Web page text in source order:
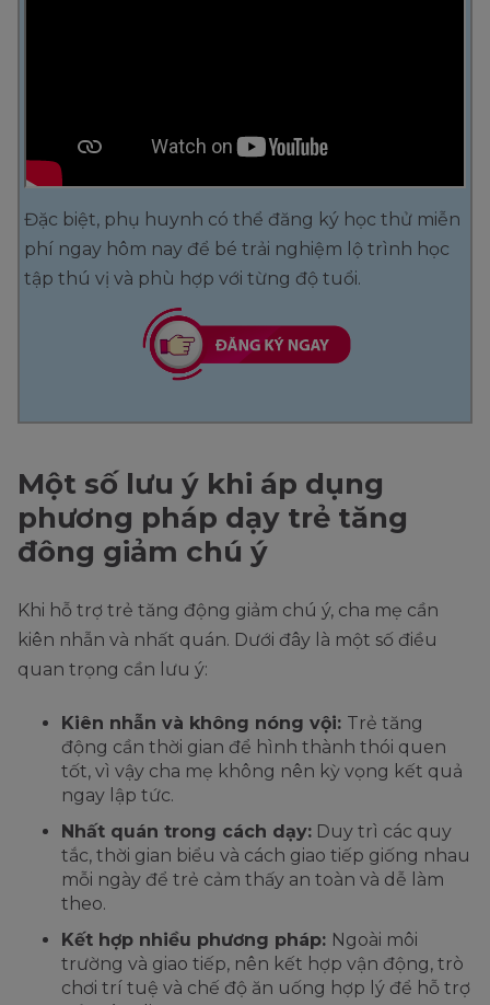
Đặc biệt, phụ huynh có thể đăng ký học thử miễn
phí ngay hôm nay để bé trải nghiệm lộ trình học
tập thú vị và phù hợp với từng độ tuổi.
Một số lưu ý khi áp dụng
phương pháp dạy trẻ tăng
đông giảm chú ý
Khi hỗ trợ trẻ tăng động giảm chú ý, cha mẹ cần
kiên nhẫn và nhất quán. Dưới đây là một số điều
quan trọng cần lưu ý:
Kiên nhẫn và không nóng vội: Trẻ tăng
động cần thời gian để hình thành thói quen
tốt, vì vậy cha mẹ không nên kỳ vọng kết quả
ngay lập tức.
Nhất quán trong cách dạy: Duy trì các quy
tắc, thời gian biểu và cách giao tiếp giống nhau
mỗi ngày để trẻ cảm thấy an toàn và dễ làm
theo.
Kết hợp nhiều phương pháp: Ngoài môi
trường và giao tiếp, nên kết hợp vận động, trò
chơi trí tuệ và chế độ ăn uống hợp lý để hỗ trợ